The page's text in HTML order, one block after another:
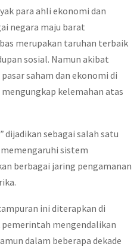
para ahli ekonomi dan
negara maju barat
merupakan taruhan terbaik
sosial. Namun akibat
saham dan ekonomi di
kelemahan atas
dijadikan sebagai salah satu
sistem
berbagai jaring pengamanan
ini diterapkan di
mengendalikan
dalam beberapa dekade